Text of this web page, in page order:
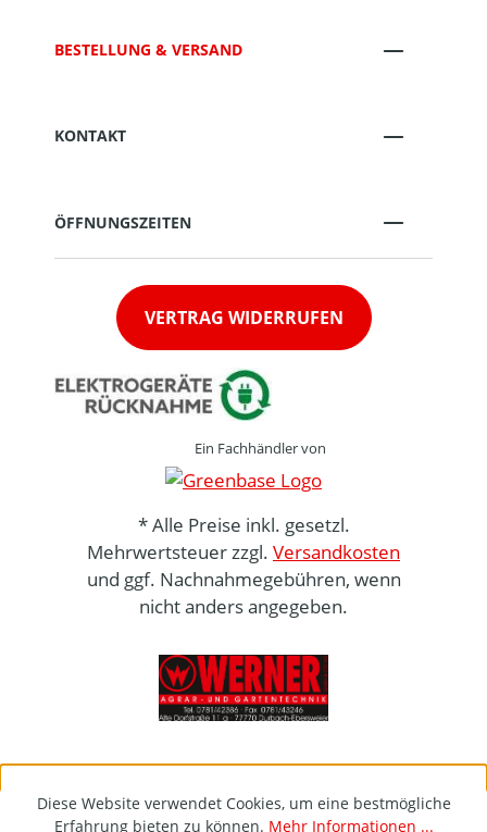
BESTELLUNG & VERSAND
KONTAKT
ÖFFNUNGSZEITEN
VERTRAG WIDERRUFEN
Ein Fachhändler von
* Alle Preise inkl. gesetzl.
Mehrwertsteuer zzgl. Versandkosten
und ggf. Nachnahmegebühren, wenn
nicht anders angegeben.
Diese Website verwendet Cookies, um eine bestmögliche
Erfahrung bieten zu können. Mehr Informationen ...